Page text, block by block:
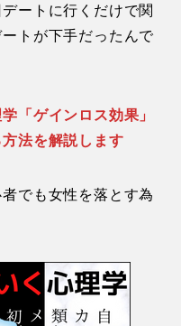
ートに行くだけで関
トが下手だったんで
「ゲインロス効果」
法を解説します
でも女性を落とす為